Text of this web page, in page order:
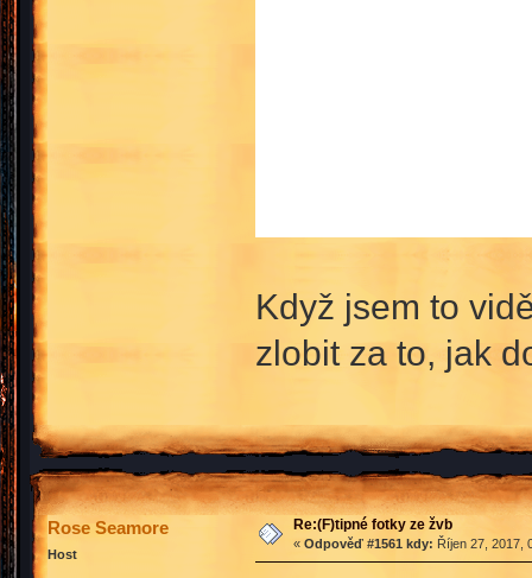
Když jsem to
zlobit za to, jak
Rose Seamore
Host
Re:(F)tipné fotky ze žvb
« Odpověď #1561 kdy: Říjen 27, 2017,